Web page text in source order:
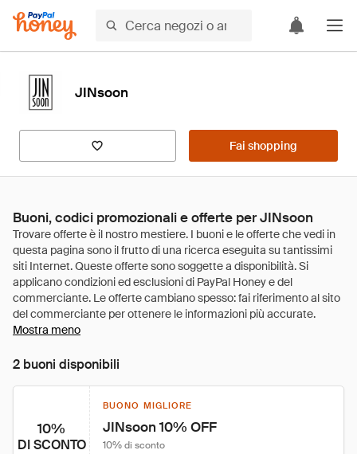
JINsoon
Fai shopping
Buoni, codici promozionali e offerte per JINsoon
Mostra meno
2 buoni disponibili
10%
DI SCONTO
BUONO MIGLIORE
JINsoon 10% OFF
10% di sconto